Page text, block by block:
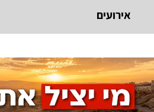
אירועים